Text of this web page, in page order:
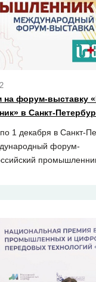
на форум-выставку
в Санкт-
1 декабря в Санкт-
форум-